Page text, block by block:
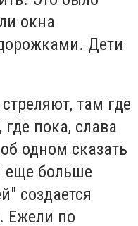
окна
Дети
там где
пока, слава
одном сказать
еще больше
создается
Ежели по